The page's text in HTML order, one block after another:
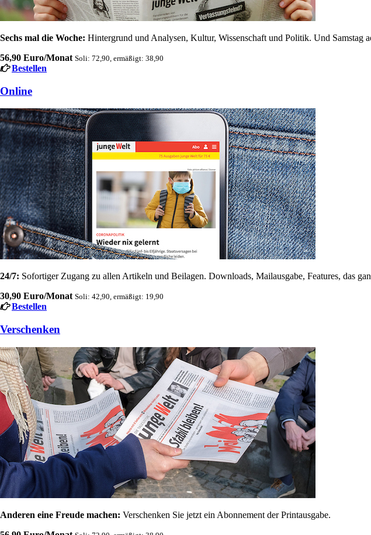
Sechs mal die Woche: Hintergrund und Analysen, Kultur, Wissenschaft und Politik. Und Samstag
56,90 Euro/Monat Soli: 72,90, ermäßigt: 38,90
Bestellen
Online
24/7: Sofortiger Zugang zu allen Artikeln und Beilagen. Downloads, Mailausgabe, Features, das
30,90 Euro/Monat Soli: 42,90, ermäßigt: 19,90
Bestellen
Verschenken
Anderen eine Freude machen: Verschenken Sie jetzt ein Abonnement der Printausgabe.